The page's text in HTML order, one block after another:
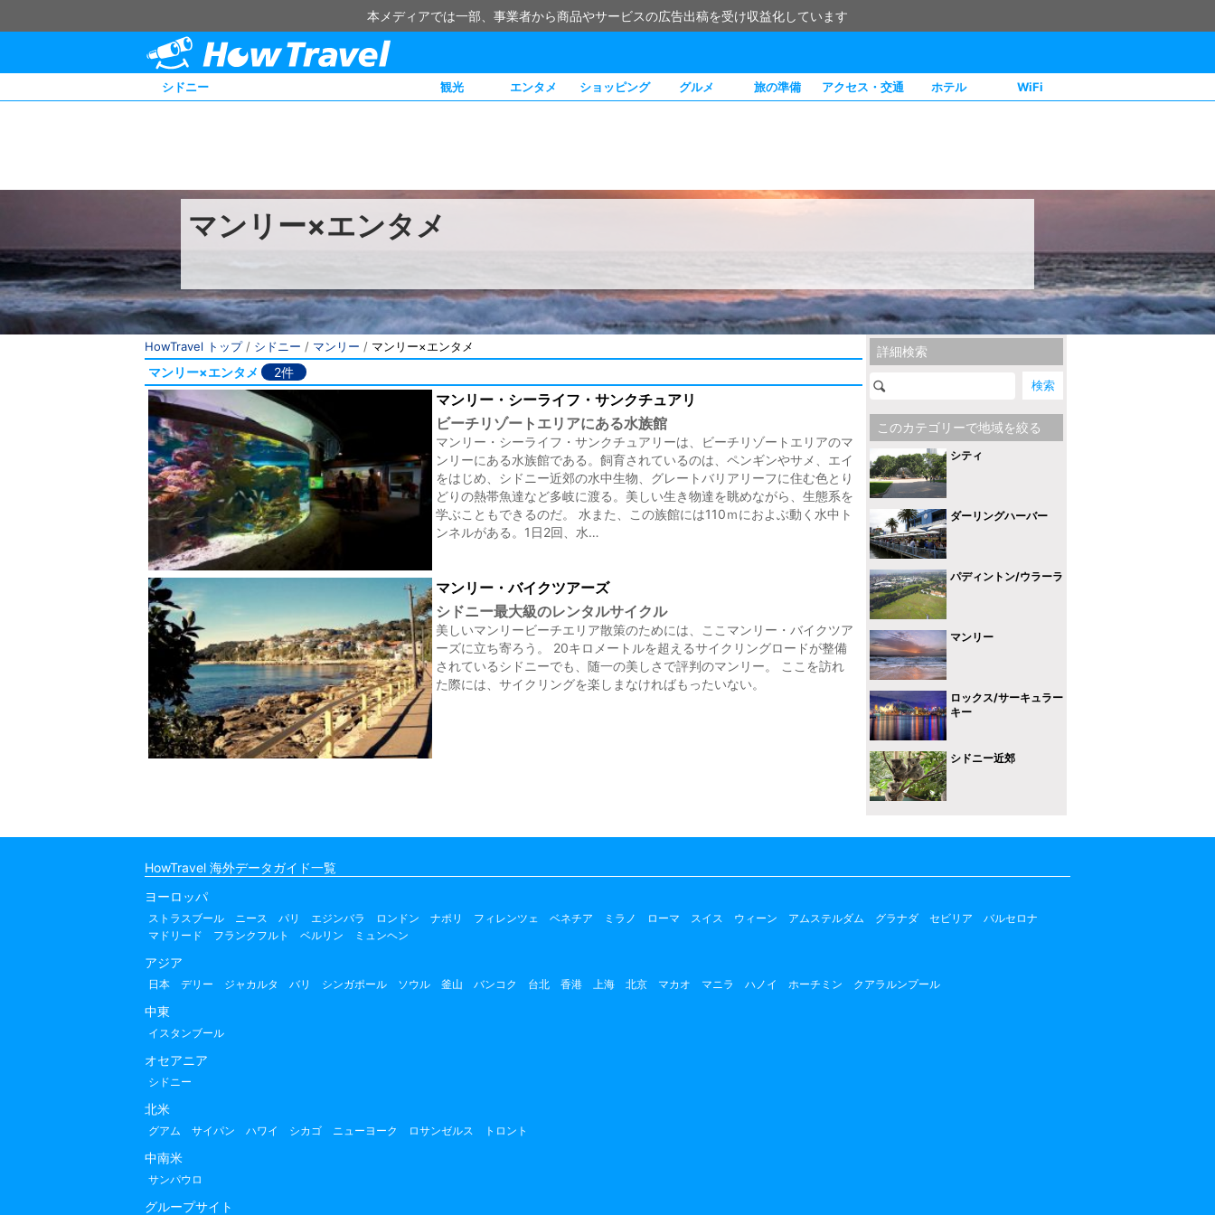
本メディアでは一部、事業者から商品やサービスの広告出稿を受け収益化しています
シドニー 観光 エンタメ ショッピング グルメ 旅の準備 アクセス・交通 ホテル WiFi
マンリー×エンタメ
詳細検索
このカテゴリーで地域を絞る
シティ
ダーリングハーバー
パディントン/ウラーラ
マンリー
ロックス/サーキュラー
キー
シドニー近郊
HowTravel トップ/ シドニー / マンリー / マンリー×エンタメ
マンリー×エンタメ 2件
マンリー・シーライフ・サンクチュアリ
ビーチリゾートエリアにある水族館
マンリー・シーライフ・サンクチュアリーは、ビーチリゾートエリアのマ
ンリーにある水族館である。飼育されているのは、ペンギンやサメ、エイ
をはじめ、シドニー近郊の水中生物、グレートバリアリーフに住む色とり
どりの熱帯魚達など多岐に渡る。美しい生き物達を眺めながら、生態系を
学ぶこともできるのだ。 水また、この族館には110ｍにおよぶ動く水中ト
ンネルがある。1日2回、水…
マンリー・バイクツアーズ
シドニー最大級のレンタルサイクル
美しいマンリービーチエリア散策のためには、ここマンリー・バイクツア
ーズに立ち寄ろう。 20キロメートルを超えるサイクリングロードが整備
されているシドニーでも、随一の美しさで評判のマンリー。 ここを訪れ
た際には、サイクリングを楽しまなければもったいない。
HowTravel 海外データガイド一覧
ヨーロッパ
ストラスブール ニース パリ エジンバラ ロンドン ナポリ フィレンツェ ベネチア ミラノ ローマ スイス ウィーン アムステルダム グラナダ セビリア
バルセロナ
マドリード
フランクフルト ベルリン ミュンヘン
アジア
日本 デリー ジャカルタ バリ シンガポール ソウル 釜山 バンコク 台北 香港 上海 北京 マカオ マニラ ハノイ ホーチミン クアラルンプール
中東
イスタンブール
オセアニア
シドニー
北米
グアム サイパン ハワイ シカゴ ニューヨーク ロサンゼルス トロント
中南米
サンパウロ
グループサイト